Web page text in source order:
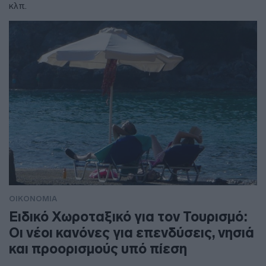
κλπ.
ΟΙΚΟΝΟΜΙΑ
Ειδικό Χωροταξικό για τον Τουρισμό:
Οι νέοι κανόνες για επενδύσεις, νησιά
και προορισμούς υπό πίεση